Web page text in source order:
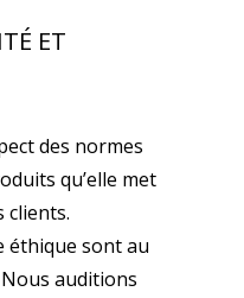
ET
des normes
qu’elle met
clients.
éthique sont au
auditions